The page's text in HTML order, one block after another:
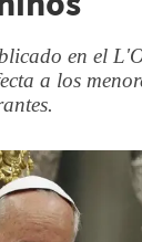
en el
a los